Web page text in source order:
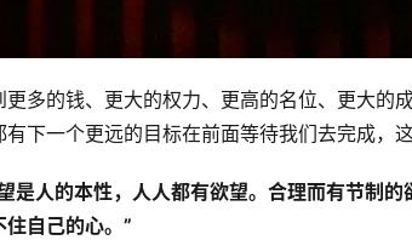
多的钱、更大的权力、更高的名位、更大的
下一个更远的目标在前面等待我们去完成，这
是人的本性，人人都有欲望。合理而有节制
自己的心。”